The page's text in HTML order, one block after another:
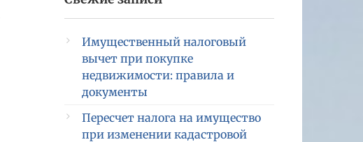
Имущественный налоговый
вычет при покупке
недвижимости: правила и
документы
Пересчет налога на имущество
при изменении кадастровой